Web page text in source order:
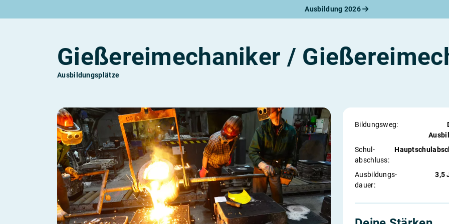
Ausbildung 2026
Rund um die Ausbildung
Alle Bundesländer
Ausbildungsbeginn
Lass dich finden
Rund um das duale Studium
Alle Orte von A-Z
Rund um Berufe
Berufe nach Themen
Alle Berufe
Schülerpraktikum
Berufs-Check starten
Bewerbungsratgeber
Vorlagen
Online-Bewerbung
Vorstellungsgespräch
Gießereimechaniker /
Ausbildungsplätze
Bildungsweg:
Schul­
abschluss:
Ausbildungs­
dauer:
3,5